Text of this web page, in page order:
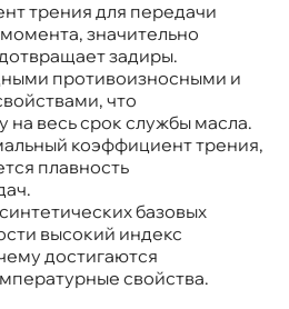
трения для передачи
значительно
задиры.
противоизносными и
что
на весь срок службы масла.
коэффициент трения,
плавность
базовых
высокий индекс
достигаются
свойства.